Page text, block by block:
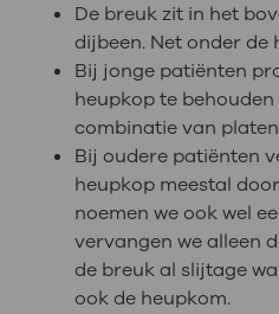
De breuk zit in het
dijbeen. Net onder de
Bij jonge patiënten
heupkop te
combinatie van
Bij oudere patiënten
heupkop meestal
noemen we ook wel
vervangen we alleen
de breuk al slijtage
ook de heupkom.